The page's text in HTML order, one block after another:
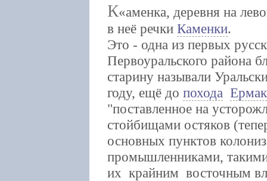
К аменка, деревня на
в неё речки Каменки.
Это - одна из первых
Первоуральского района
старину называли
году, ещё до похода
"поставленное на
стойбищами остяков
основных пунктов
промышленниками,
их крайним восточным